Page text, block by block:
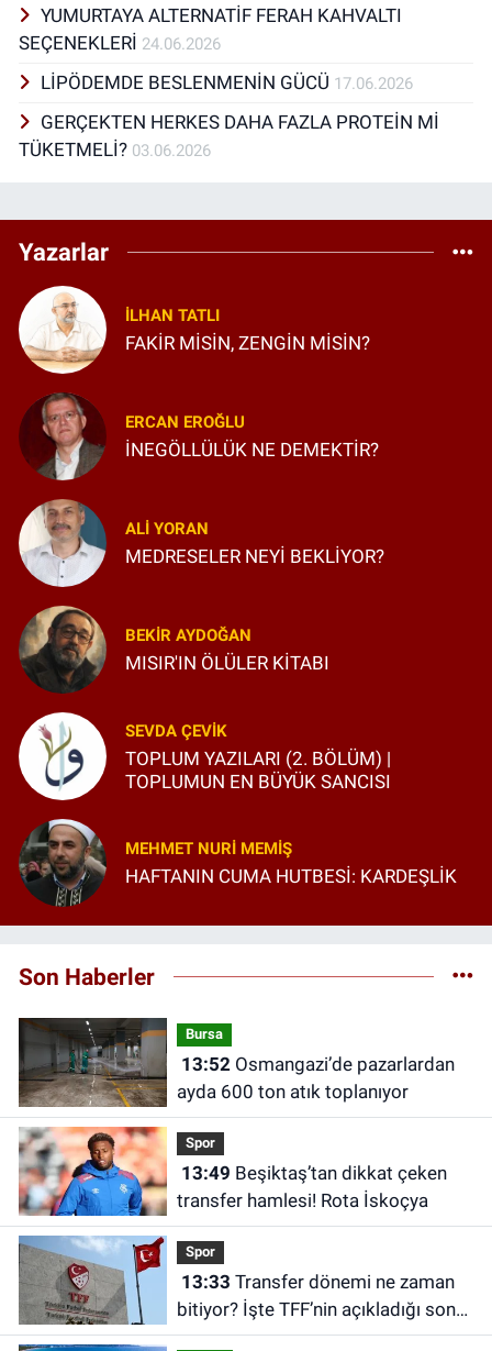
buluşturuyorum. Mesleki gelişimimin yanı
sıra, farklı spor dallarını deneyimlemeyi ve
farklı beslenme yaklaşımlarını araştırıp
deneyimleri bilimsel temeller doğrultusunda
danışanlarıma aktarmayı önemsiyorum.
YUMURTAYA ALTERNATİF FERAH KAHVALTI
SEÇENEKLERİ 24.06.2026
LİPÖDEMDE BESLENMENİN GÜCÜ 17.06.2026
GERÇEKTEN HERKES DAHA FAZLA PROTEİN Mİ
TÜKETMELİ? 03.06.2026
Yazarlar
İLHAN TATLI
FAKİR MİSİN, ZENGİN MİSİN?
ERCAN EROĞLU
İNEGÖLLÜLÜK NE DEMEKTİR?
ALI YORAN
MEDRESELER NEYİ BEKLİYOR?
BEKIR AYDOĞAN
MISIR'IN ÖLÜLER KİTABI
SEVDA ÇEVIK
TOPLUM YAZILARI (2. BÖLÜM) |
TOPLUMUN EN BÜYÜK SANCISI
MEHMET NURI MEMIŞ
HAFTANIN CUMA HUTBESİ: KARDEŞLİK
Son Haberler
Bursa
13:52Osmangazi’de pazarlardan
ayda 600 ton atık toplanıyor
Spor
13:49
transfer hamlesi! Rota İskoçya
Spor
13:33
bitiyor? İşte TFF’nin açıkladığı son
tarih